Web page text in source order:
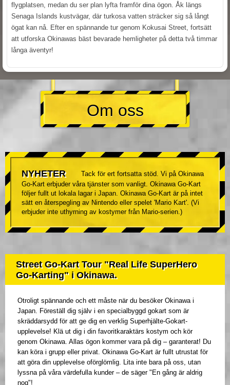
flygplatsen, medan du ser plan lyfta framför dina ögon. Åk längs
Senaga Islands kustvägar, där turkosa vatten sträcker sig så långt
ögat kan nå. Efter en spännande tur genom Kokusai Street, fortsätt
att utforska Okinawas bäst bevarade hemligheter på detta två timmar
långa äventyr!
Om oss
NYHETER
Tack för ert fortsatta stöd. Vi på Okinawa
Go-Kart erbjuder våra tjänster som vanligt. Okinawa Go-Kart
följer fullt ut lokala lagar i Japan. Okinawa Go-Kart är på intet
sätt en återspegling av Nintendo eller spelet 'Mario Kart'. (Vi
erbjuder inte uthyrning av kostymer från Mario-serien.)
Street Go-Kart Tour "Real Life SuperHero
Go-Karting" i Okinawa.
Otroligt spännande och ett måste när du besöker Okinawa i
Japan. Föreställ dig själv i en specialbyggd gokart som är
skräddarsydd för att ge dig en verklig Superhjälte-Gokart-
upplevelse! Klä ut dig i din favoritkaraktärs kostym och kör
genom Okinawa. Allas ögon kommer vara på dig – garanterat! Du
kan köra i grupp eller privat. Okinawa Go-Kart är fullt utrustat för
att göra din upplevelse oförglömlig. Lita inte bara på oss, utan
lyssna på våra värdefulla kunder – de säger "En gång är aldrig
nog"!